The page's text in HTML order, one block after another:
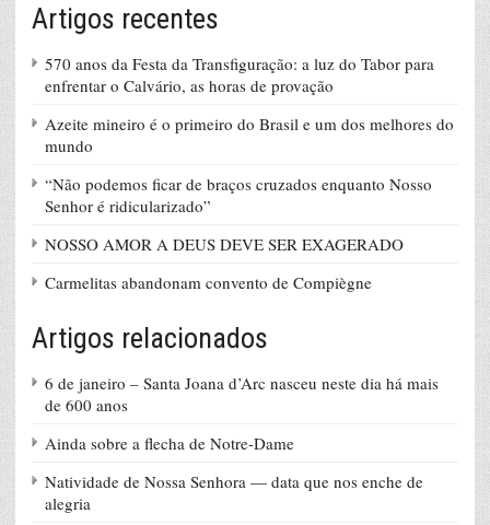
Artigos recentes
570 anos da Festa da Transfiguração: a luz do Tabor para
enfrentar o Calvário, as horas de provação
Azeite mineiro é o primeiro do Brasil e um dos melhores do
mundo
“Não podemos ficar de braços cruzados enquanto Nosso
Senhor é ridicularizado”
NOSSO AMOR A DEUS DEVE SER EXAGERADO
Carmelitas abandonam convento de Compiègne
Artigos relacionados
6 de janeiro – Santa Joana d’Arc nasceu neste dia há mais
de 600 anos
Ainda sobre a flecha de Notre-Dame
Natividade de Nossa Senhora — data que nos enche de
alegria